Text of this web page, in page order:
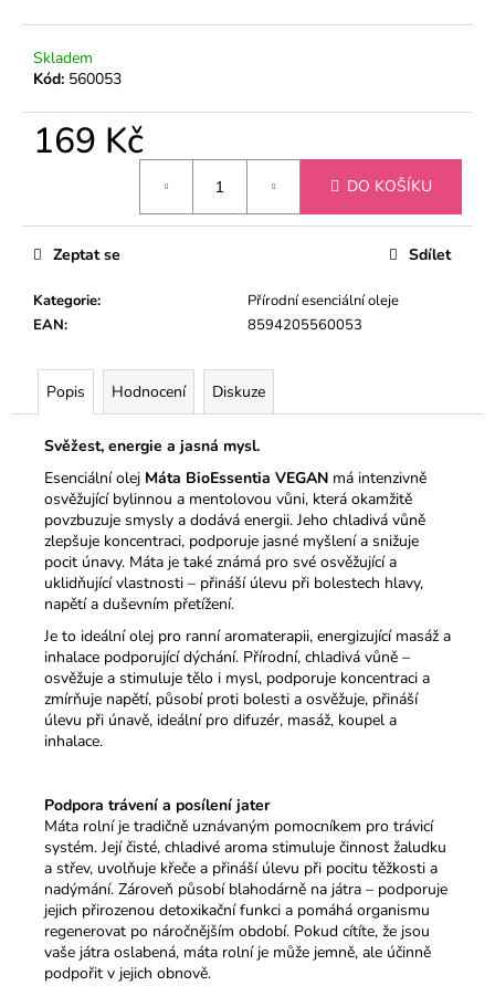
Skladem
Kód: 560053
169 Kč
DO KOŠÍKU
Kategorie:
Přírodní esenciální oleje
EAN: 8594205560053
Zeptat se Sdílet
Popis Hodnocení Diskuze
Svěžest, energie a jasná mysl.
Esenciální olej Máta BioEssentia VEGAN má intenzivně
osvěžující bylinnou a mentolovou vůni, která okamžitě
povzbuzuje smysly a dodává energii. Jeho chladivá vůně
zlepšuje koncentraci, podporuje jasné myšlení a snižuje
pocit únavy. Máta je také známá pro své osvěžující a
uklidňující vlastnosti – přináší úlevu při bolestech hlavy,
napětí a duševním přetížení.
Je to ideální olej pro ranní aromaterapii, energizující masáž a
inhalace podporující dýchání. Přírodní, chladivá vůně –
osvěžuje a stimuluje tělo i mysl, podporuje koncentraci a
zmírňuje napětí, působí proti bolesti a osvěžuje, přináší
úlevu při únavě, ideální pro difuzér, masáž, koupel a
inhalace.
Podpora trávení a posílení jater
Máta rolní je tradičně uznávaným pomocníkem pro trávicí
systém. Její čisté, chladivé aroma stimuluje činnost žaludku
a střev, uvolňuje křeče a přináší úlevu při pocitu těžkosti a
nadýmání. Zároveň působí blahodárně na játra – podporuje
jejich přirozenou detoxikační funkci a pomáhá organismu
regenerovat po náročnějším období. Pokud cítíte, že jsou
vaše játra oslabená, máta rolní je může jemně, ale účinně
podpořit v jejich obnově.
u
e
e
RŮŽOVÝ
Kč